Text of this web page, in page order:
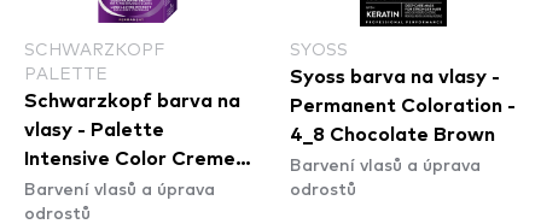
SCHWARZKOPF
PALETTE
Schwarzkopf barva na
vlasy - Palette
Intensive Color Creme -
3-68 Dark Mahogany
Barvení vlasů a úprava
odrostů
SYOSS
Syoss barva na vlasy -
Permanent Coloration -
4_8 Chocolate Brown
Barvení vlasů a úprava
odrostů